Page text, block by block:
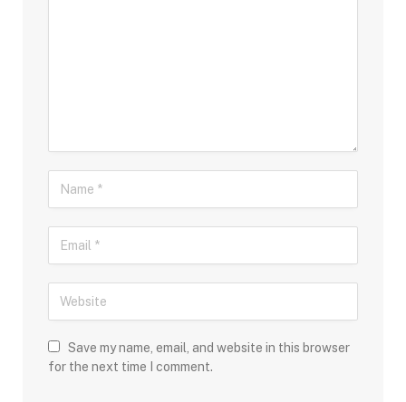
Save my name, email, and website in this browser
for the next time I comment.